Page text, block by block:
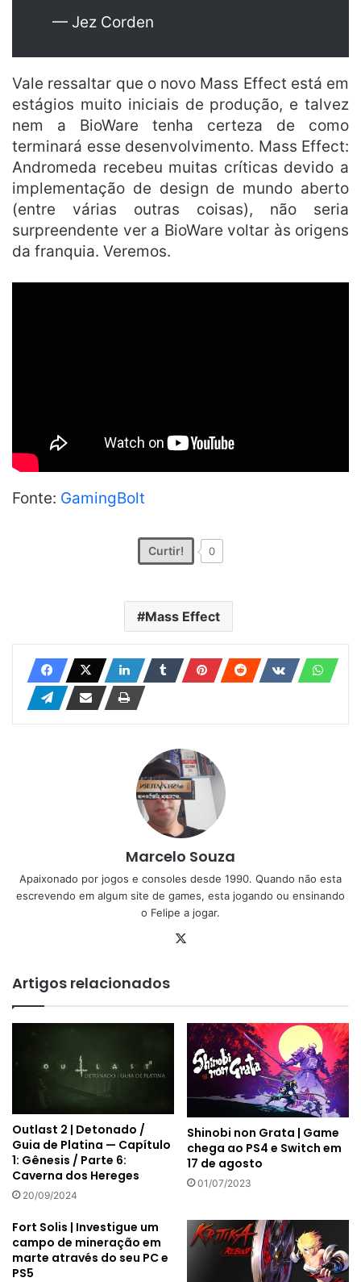
— Jez Corden
Vale ressaltar que o novo Mass Effect está em
estágios muito iniciais de produção, e talvez
nem a BioWare tenha certeza de como
terminará esse desenvolvimento. Mass Effect:
Andromeda recebeu muitas críticas devido a
implementação de design de mundo aberto
(entre várias outras coisas), não seria
surpreendente ver a BioWare voltar às origens
da franquia. Veremos.
Fonte: GamingBolt
Curtir! 0
Mass Effect
Marcelo Souza
Apaixonado por jogos e consoles desde 1990. Quando não esta
escrevendo em algum site de games, esta jogando ou ensinando
o Felipe a jogar.
Artigos relacionados
Outlast 2 | Detonado /
Guia de Platina — Capítulo
1: Gênesis / Parte 6:
Caverna dos Hereges
20/09/2024
Shinobi non Grata | Game
chega ao PS4 e Switch em
17 de agosto
01/07/2023
Fort Solis | Investigue um
campo de mineração em
marte através do seu PC e
PS5